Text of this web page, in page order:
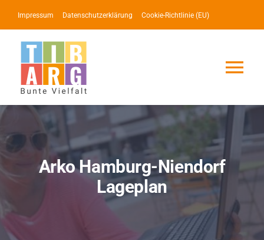
Inhalt
springen
Impressum Datenschutzerklärung Cookie-Richtlinie (EU)
Service
Arko Hamburg-Niendorf
Lageplan